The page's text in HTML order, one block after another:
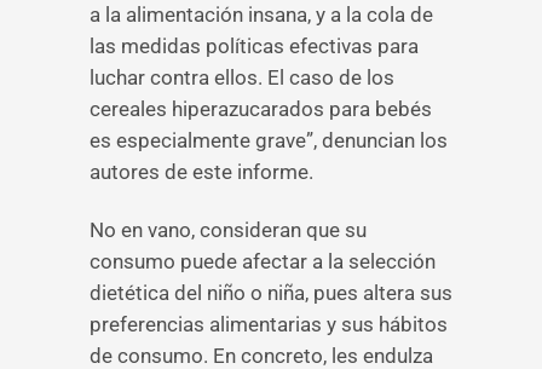
a la alimentación insana, y a la cola de
las medidas políticas efectivas para
luchar contra ellos. El caso de los
cereales hiperazucarados para bebés
es especialmente grave”, denuncian los
autores de este informe.
No en vano, consideran que su
consumo puede afectar a la selección
dietética del niño o niña, pues altera sus
preferencias alimentarias y sus hábitos
de consumo. En concreto, les endulza